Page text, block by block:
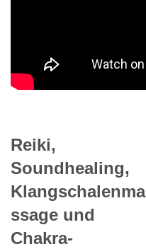
Reiki,
Soundhealing,
Klangschalenma
ssage und
Chakra-